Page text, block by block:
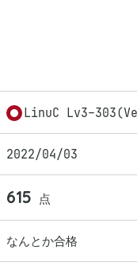
LinuC Lv3-
2022/04/03
615 点
なんとか合格